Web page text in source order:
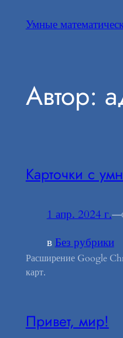
Умные
Автор:
Карточки с
1 апр. 2024 г.—
вБез рубрики
Расширение Google
карт.
Привет, мир!